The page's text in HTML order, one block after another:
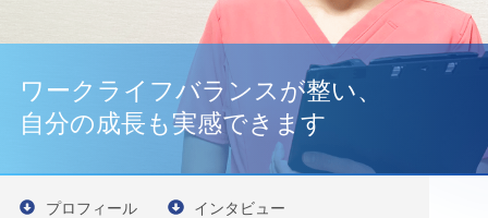
ワークライフバランスが整い、
自分の成長も実感できます
プロフィール インタビュー